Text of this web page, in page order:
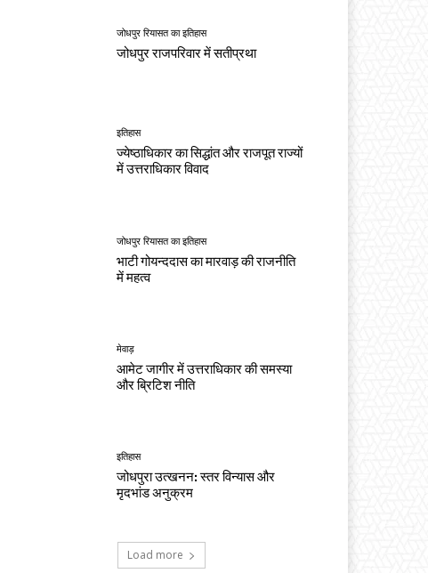
जोधपुर रियासत का इतिहास
जोधपुर राजपरिवार में सतीप्रथा
इतिहास
ज्येष्ठाधिकार का सिद्धांत और राजपूत राज्यों
में उत्तराधिकार विवाद
जोधपुर रियासत का इतिहास
भाटी गोयन्ददास का मारवाड़ की राजनीति
में महत्व
मेवाड़
आमेट जागीर में उत्तराधिकार की समस्या
और ब्रिटिश नीति
इतिहास
जोधपुरा उत्खनन: स्तर विन्यास और
मृदभांड अनुक्रम
Load more